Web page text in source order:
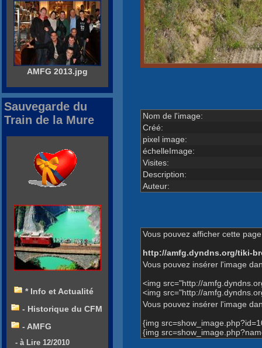
Nom de l'image:
Créé:
pixel image:
échelleImage:
Visites:
Description:
Auteur:
Vous pouvez afficher cette
http://amfg.dyndns.org/tiki-
Vous pouvez insérer l'image
<img src="http://
<img src="http://
Vous pouvez insérer l'image
{img
{img
AMFG 2013.jpg
Sauvegarde du
Train de la Mure
* Info et Actualité
- Historique du CFM
- AMFG
- à Lire 12/2010